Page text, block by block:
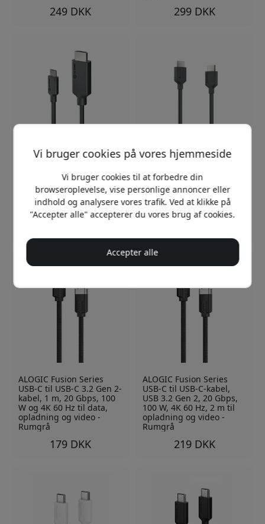
249 DKK 299 DKK
ALOGIC Elements USB-C
til HDMI-kabel med 4K-
understøttelse og HDMI
2.0, 1 m, til monitor,
skærm og laptop - Sort
ALOGIC Elements HDMI-
kabel, han til han, 2 m,
med 4K-understøttelse
ved 60 Hz og 18 Gbps til
TV, skærm og projektor -
ALOGIC Fusion Series
USB-C til USB-C 3.2 Gen 2-
kabel, 1 m, 20 Gbps, 100
W og 4K 60 Hz til data,
opladning og video -
Rumgrå
179 DKK
ALOGIC Fusion Series
USB-C til USB-C-kabel,
USB 3.2 Gen 2, 20 Gbps,
100 W, 4K 60 Hz, 2 m til
opladning og video -
Rumgrå
219 DKK
Vi bruger cookies på vores hjemmeside
Vi bruger cookies til at forbedre din
browseroplevelse, vise personlige annoncer eller
indhold og analysere vores trafik. Ved at klikke på
"Accepter alle" accepterer du vores brug af cookies.
Accepter alle